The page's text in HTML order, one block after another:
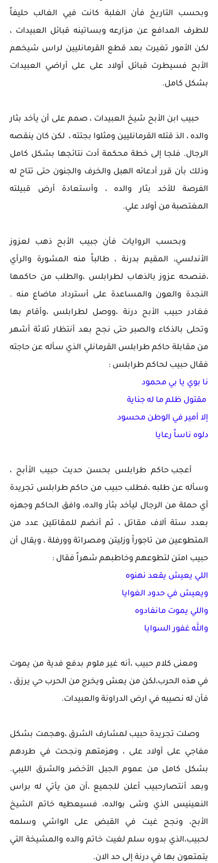
وبحسب التاريخ فأن الغلبة كانت فيي الغالب حليفاً
للطرف المدافع عن مزارعه وبساتينه قبائل العبيدات ،
لكن الأمور تغيرت بعد قطع القرمانليين لراس شيخهم
الأبح فسيطرت قبائل أولاد على على أراضي العبيدات
بشكل كامل.
حبيب ابن الأبح شيخ العبيدات ، صمم على أن يأخد بثار
والده ، الذ قتله القرمانليين ومثلوا بجتته ، لكن كان ينقصه
الرجال. فلجا إلى خطة محكمة أدت نتائجها بشكل كامل
وذلك بأن قرر أدعائه الهبل والخرف والجنون حتى تتاح له
الفرصة للأخد بثار والده ، وأستعادة أرض قبيلته
المغتصبة من أولاد علي.
وبحسب الروايات فأن جبيب الأبح ذهب لعزوز
الأندلسي، المقيم بدرنة ، طالباً منه المشورة والرأي
،فنصحه عزوز بالذهاب لطرابلس ،والطلب من حاكمها
النجدة والعون والمساعدة على أسترداد ماضاع منه .
فغادر حبيب الأبح درنة ،ووصل لطرابلس ،وأقام بها
وتحلى بالذكاء والصبر حتى نجح بعد أنتظار ثلاثة أشهر
من مقابلة حاكم طرابلس القرمانلي الذي سأله عن حاجته
فقال حبيب لحاكم طرابلس :
نا بوي يا بي محمود
مقتول ظلم ما له جناية
إلا أمير في الوطن محسود
دلوه ناساً رعايا
أعجب حاكم طرابلس بحسن حديت حبيب الأأبح ،
وسأله عن طلبه ،فطلب حبيب من حاكم طرابلس تجريدة
أي حملة من الرجال ليأخد بثأر والده، وافق الحاكم وجهزه
بعدد ستة ألاف مقاتل ، ثم أنضم للمقاتلين عدد من
المتطوعين من تاجوراْ وزليتن ومصراتة وورفلة ، ويقال أن
حبيب امتن لتطوعهم وخاطبهم شهراً فقال :
اللي يعيش يقعد نهنوه
ويعيش في حدود الغوايا
واللي يموت مانفادوه
والله غفور السوايا
ومعنى كلام حبيب ،أنه غير ملوم بدفع فدية من يموت
في هذه الحرب،لكن من يعش ويخرج من الحرب حي يرزق ،
فأن له نصيبه في ارض الدراونة والعبيدات.
وصلت تجريدة حبيب لمشارف الشرق ،وهجمت بشكل
مفاجي على أولاد على ، وهزمتهم ونجحت في طردهم
بشكل كامل من عموم الجبل الأخضر والشرق الليبي.
وبعد أنتصارحبيب أعلن للجميع ،أن من يأتي له براس
النعينيس الذي وشى بوالده، فسيعطيه خاتم الشيخ
الأبح، ونجح غيت في القبض على الواشي وسلمه
لحبيب،الذي بدوره سلم لغيت خاتم والده والمشيخة التي
يتمتعون بها في درنة إلى حد الان.